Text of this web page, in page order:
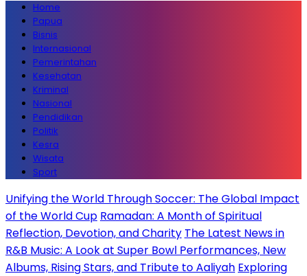
Home
Papua
Bisnis
Internasional
Pemerintahan
Kesehatan
Kriminal
Nasional
Pendidikan
Politik
Kesra
Wisata
Sport
Unifying the World Through Soccer: The Global Impact
of the World Cup Ramadan: A Month of Spiritual
Reflection, Devotion, and Charity The Latest News in
R&B Music: A Look at Super Bowl Performances, New
Albums, Rising Stars, and Tribute to Aaliyah Exploring